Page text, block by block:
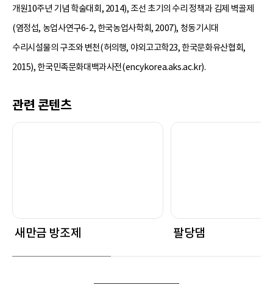
개원10주년 기념 학술대회, 2014), 조선 초기의 수리 정책과 김제 벽골제
(염정섭, 농업사연구6-2, 한국농업사학회, 2007), 청동기시대
수리시설물의 구조와 변천(허의행, 야외고고학23, 한국문화유산협회,
2015), 한국민족문화대백과사전(encykorea.aks.ac.kr).
관련 콘텐츠
새만금 방조제 팔당댐